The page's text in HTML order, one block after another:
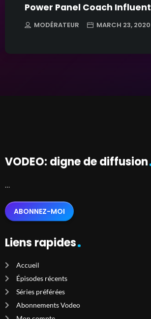
Power Panel Coach Influent
MODÉRATEUR MARCH 23, 2020
VODEO: digne de diffusion
…
ABONNEZ-MOI
Liens rapides
Accueil
Épisodes récents
Séries préférées
Abonnements Vodeo